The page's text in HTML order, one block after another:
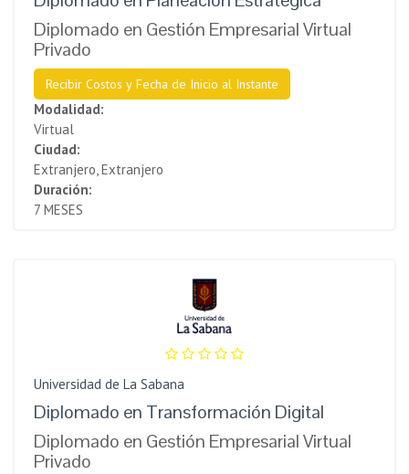
Diplomado en Gestión Empresarial Virtual
Privado
Recibir Costos y Fecha de Inicio al Instante
Modalidad:
Virtual
Ciudad:
Extranjero, Extranjero
Duración:
7 MESES
Universidad de La Sabana
Diplomado en Transformación Digital
Diplomado en Gestión Empresarial Virtual
Privado